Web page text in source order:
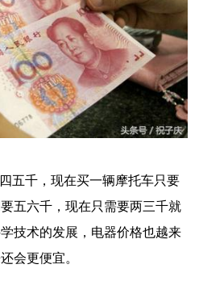
五千，现在买一辆摩托车只要
五六千，现在只需要两三千就
技术的发展，电器价格也越来
会更便宜。